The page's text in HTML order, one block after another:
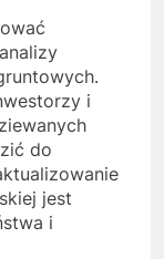
i
do
jest
i